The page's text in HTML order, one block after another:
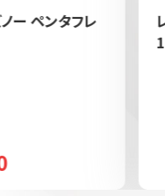
ー ペンタフレ